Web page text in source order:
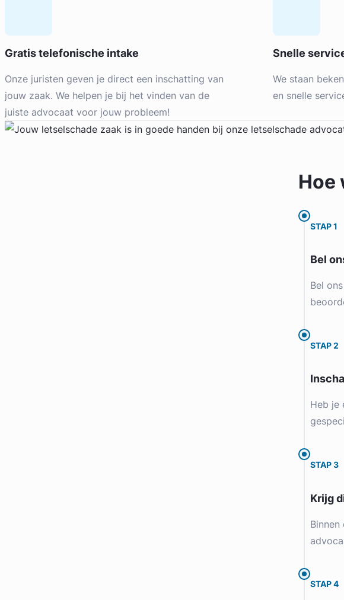
Diesfeldt Advocaten
Letselschade Advocaat
Meer dan 35 jaar ervaring
Provincie Noord-Holland
Gratis telefonische intake
Onze juristen geven je direct een inschatting van
jouw zaak. We helpen je bij het vinden van de
juiste advocaat voor jouw probleem!
Snelle
We staan
en snelle
Hoe
STAP 1
Bel
Bel
STAP 2
Heb je
STAP 3
Krijg
STAP 4